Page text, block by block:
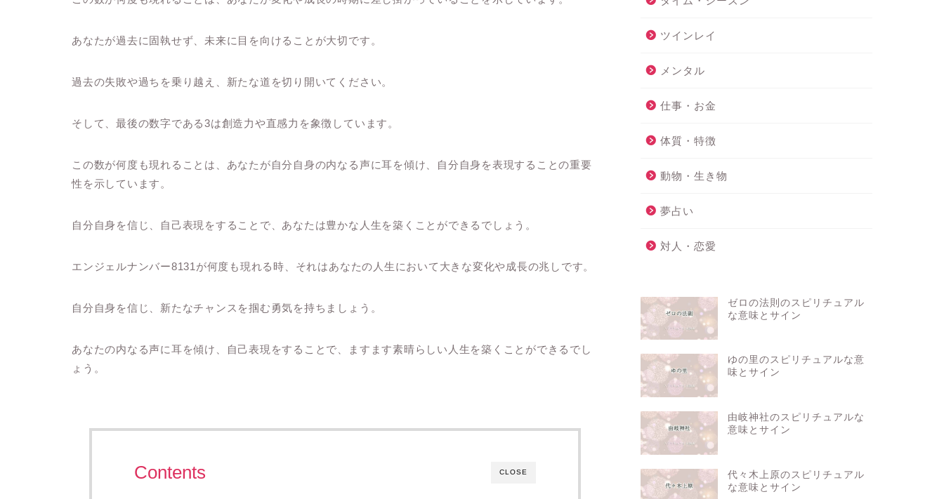
あなたが過去に固執せず、未来に目を向けることが大切です。
過去の失敗や過ちを乗り越え、新たな道を切り開いてください。
そして、最後の数字である3は創造力や直感力を象徴しています。
この数が何度も現れることは、あなたが自分自身の内なる声に耳を傾け、自分自身を表現することの重要
性を示しています。
自分自身を信じ、自己表現をすることで、あなたは豊かな人生を築くことができるでしょう。
エンジェルナンバー8131が何度も現れる時、それはあなたの人生において大きな変化や成長の兆しです。
自分自身を信じ、新たなチャンスを掴む勇気を持ちましょう。
あなたの内なる声に耳を傾け、自己表現をすることで、ますます素晴らしい人生を築くことができるでし
ょう。
CLOSE
Contents
ツインレイ
メンタル
仕事・お金
体質・特徴
動物・生き物
夢占い
対人・恋愛
ゼロの法則のスピリチュアル
な意味とサイン
ゆの里のスピリチュアルな意
味とサイン
由岐神社のスピリチュアルな
意味とサイン
代々木上原のスピリチュアル
な意味とサイン